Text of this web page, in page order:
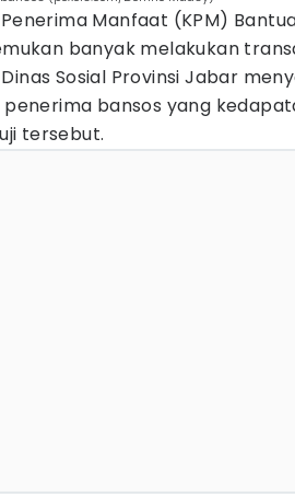
Manfaat (KPM)
banyak melakukan
Sosial Provinsi Jabar
penerima bansos yang
tersebut.